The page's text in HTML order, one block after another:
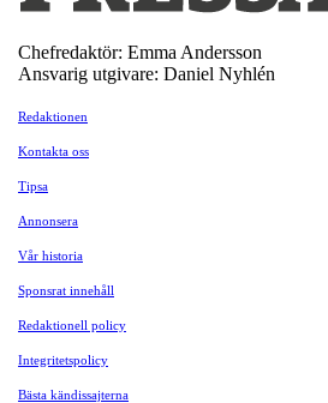
Chefredaktör: Emma Andersson
Ansvarig utgivare: Daniel Nyhlén
Redaktionen
Kontakta oss
Tipsa
Annonsera
Vår historia
Sponsrat innehåll
Redaktionell policy
Integritetspolicy
Bästa kändissajterna